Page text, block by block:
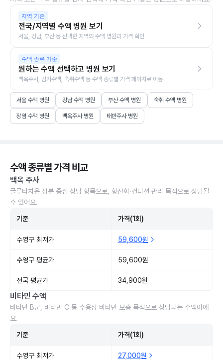
지역 기준
전국/지역별 수액 병원 보기
서울, 강남, 부산 등 선택한 지역의 수액 병원과 가격 확인
수액 종류 기준
원하는 수액 선택하고 병원 보기
백옥주사, 감기수액, 숙취수액 등 수액 종류별 가격 페이지로 이동
서울 수액 병원 강남 수액 병원 부산 수액 병원 숙취 수액 병원
장염 수액 병원 백옥주사 병원 태반주사 병원
수액 종류별 가격 비교
백옥 주사
글루타치온 성분 중심 상담 항목으로, 항산화·컨디션 관리 목적으로 상담될
수 있어요.
기준 가격(1회)
수영구 최저가 59,600원
수영구 평균가 59,600원
전국 평균가 34,900원
비타민 수액
비타민 B군, 비타민 C 등 수용성 비타민 보충 목적으로 상담되는 수액이에
요.
기준 가격(1회)
수영구 최저가 27,000원